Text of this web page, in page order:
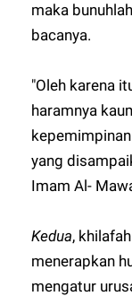
maka
bacanya.
"Oleh karena
haramnya
yang
Imam Al-
Kedua,
menerapkan
mengatur